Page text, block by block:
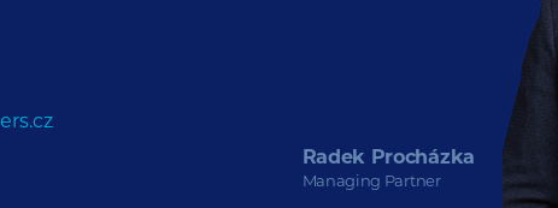
Radek Procházka
Managing Partner